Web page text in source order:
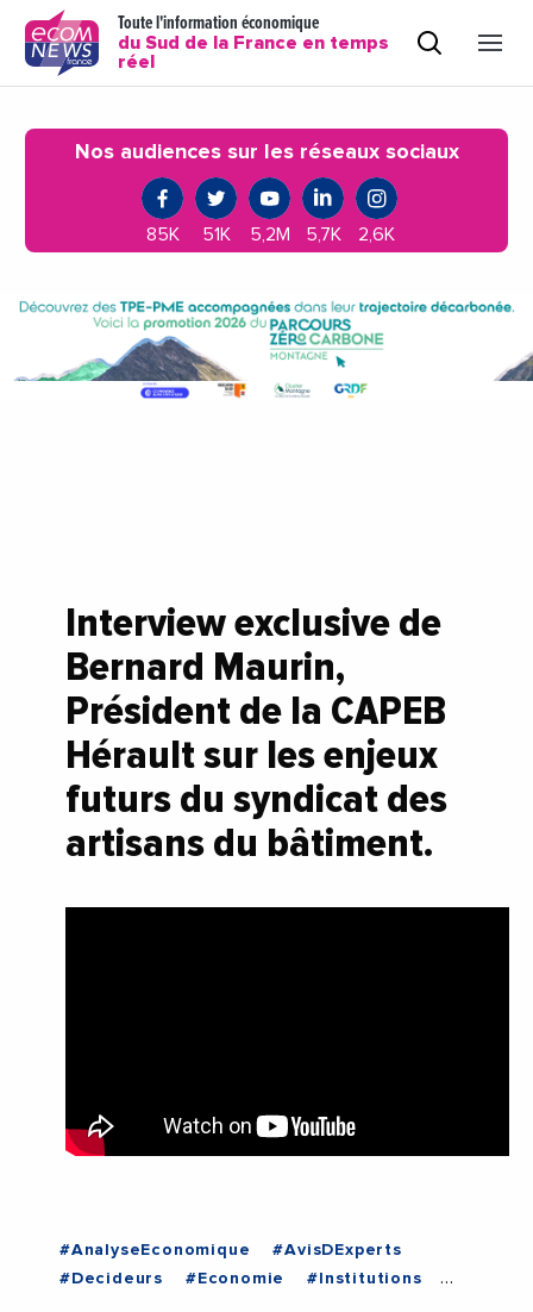
Toute l'information économique
du Sud de la France en temps
réel
Nos audiences sur les réseaux sociaux
85K 51K 5,2M 5,7K 2,6K
Interview exclusive de
Bernard Maurin,
Président de la CAPEB
Hérault sur les enjeux
futurs du syndicat des
artisans du bâtiment.
#AnalyseEconomique
#AvisDExperts
#Decideurs
#Economie
#Institutions